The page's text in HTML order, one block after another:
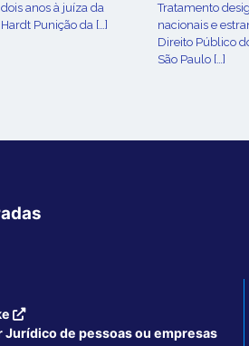
anos à juíza da
Punição da […]
Tratamento
nacionais e
Direito Público
São Paulo […]
Jurídico de pessoas ou empresas